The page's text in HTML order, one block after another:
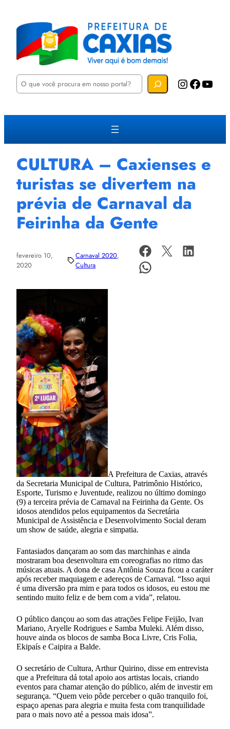
P
u
a
Instagram Facebook YouTube
CULTURA – Caxienses e
turistas se divertem na
prévia de Carnaval da
Feirinha da Gente
fevereiro 10,
2020
Carnaval 2020
Cultura
A Prefeitura de Caxias, através
da Secretaria Municipal de Cultura, Patrimônio Histórico,
Esporte, Turismo e Juventude, realizou no último domingo
(9) a terceira prévia de Carnaval na Feirinha da Gente. Os
idosos atendidos pelos equipamentos da Secretária
Municipal de Assistência e Desenvolvimento Social deram
um show de saúde, alegria e simpatia.
Fantasiados dançaram ao som das marchinhas e ainda
mostraram boa desenvoltura em coreografias no ritmo das
músicas atuais. A dona de casa Antônia Souza ficou a caráter
após receber maquiagem e adereços de Carnaval. “Isso aqui
é uma diversão pra mim e para todos os idosos, eu estou me
sentindo muito feliz e de bem com a vida”, relatou.
O público dançou ao som das atrações Felipe Feijão, Ivan
Mariano, Aryelle Rodrigues e Samba Muleki. Além disso,
houve ainda os blocos de samba Boca Livre, Cris Folia,
Ekipaís e Caipira a Balde.
O secretário de Cultura, Arthur Quirino, disse em entrevista
que a Prefeitura dá total apoio aos artistas locais, criando
eventos para chamar atenção do público, além de investir em
segurança. “Quem veio pôde perceber o quão tranquilo foi,
espaço apenas para alegria e muita festa com tranquilidade
para o mais novo até a pessoa mais idosa”.